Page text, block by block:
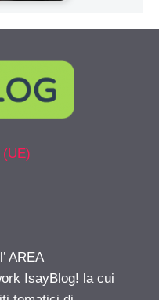
AREA
IsayBlog! la cui